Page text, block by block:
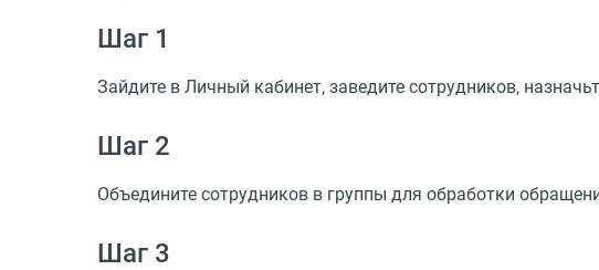
Шаг 1
Зайдите в Личный кабинет, заведите сотрудников,
Шаг 2
Объедините сотрудников в группы для обработки
Шаг 3